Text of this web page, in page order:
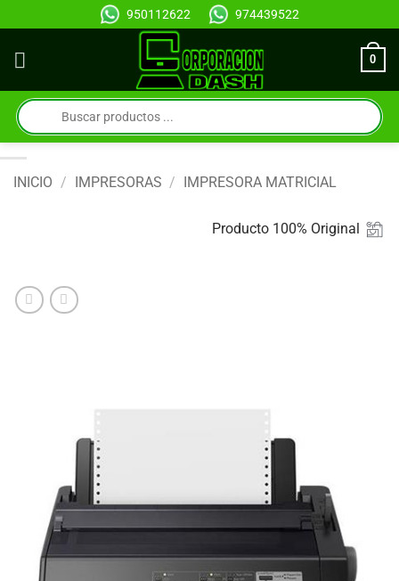
al
contenido
950112622 974439522
0
Búsqueda
de
productos
INICIO / IMPRESORAS / IMPRESORA MATRICIAL
Producto 100% Original